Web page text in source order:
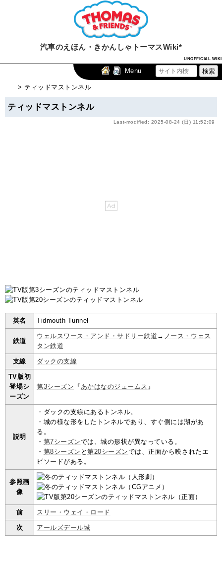
汽車のえほん・きかんしゃトーマスWiki*
UNOFFICIAL WIKI
Menu
> ティッドマストンネル
ティッドマストンネル
Last-modified: 2025-08-24 (日) 11:52:09
英名 Tidmouth Tunnel
鉄道
ウェルスワース・アンド・サドリー鉄道 → ノース・ウェス
タン鉄道
支線 ダックの支線
TV版初
登場シ
ーズン
第3シーズン 『 あかはなのジェームス 』
説明
・ダックの支線にあるトンネル。
・城の様な形をしたトンネルであり、すぐ側には湖があ
る。
・ 第7シーズンでは、城の形状が異なっている。
・ 第8シーズン と第20シーズンでは、正面から映されたエ
ピソードがある。
参照画
像
前 スリー・ウェイ・ロード
次 アールズデール城